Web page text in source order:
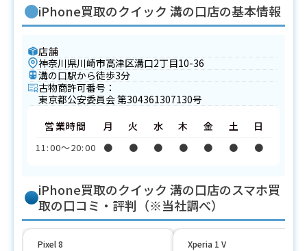
iPhone買取のクイック 溝の口店の基本情報
店舗
神奈川県川崎市高津区溝口2丁目10-36
溝の口駅から徒歩3分
古物商許可番号：
東京都公安委員会 第304361307130号
営業時間
11:00〜20:00
月
●
火
●
水
●
木
●
金
●
土
●
日
●
iPhone買取のクイック 溝の口店のスマホ買
取の口コミ・評判（※当社調べ）
Pixel 8 Xperia 1 V